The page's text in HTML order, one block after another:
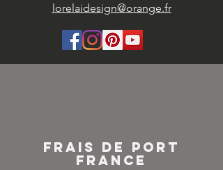
lorelaidesign@orange.fr
FRAIS DE PORT
FRANCE